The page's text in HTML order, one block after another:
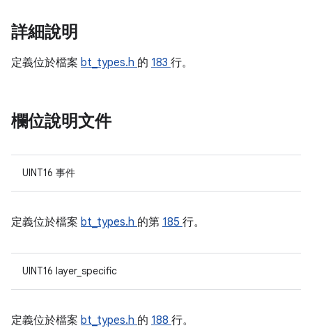
詳細說明
定義位於檔案 bt_types.h 的 183 行。
欄位說明文件
UINT16 事件
定義位於檔案 bt_types.h 的第 185 行。
UINT16 layer_specific
定義位於檔案 bt_types.h 的 188 行。